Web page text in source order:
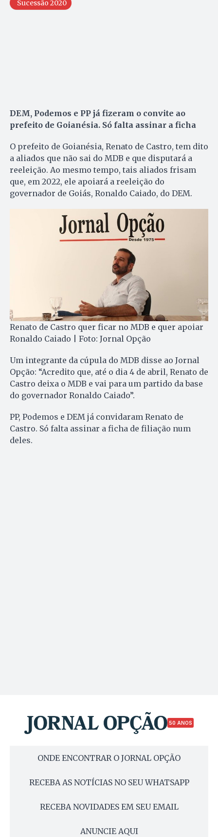
Sucessão 2020
DEM, Podemos e PP já fizeram o convite ao
prefeito de Goianésia. Só falta assinar a ficha
O prefeito de Goianésia, Renato de Castro, tem dito
a aliados que não sai do MDB e que disputará a
reeleição. Ao mesmo tempo, tais aliados frisam
que, em 2022, ele apoiará a reeleição do
governador de Goiás, Ronaldo Caiado, do DEM.
Renato de Castro quer ficar no MDB e quer apoiar
Ronaldo Caiado | Foto: Jornal Opção
Um integrante da cúpula do MDB disse ao Jornal
Opção: “Acredito que, até o dia 4 de abril, Renato de
Castro deixa o MDB e vai para um partido da base
do governador Ronaldo Caiado”.
PP, Podemos e DEM já convidaram Renato de
Castro. Só falta assinar a ficha de filiação num
deles.
50 ANOS
ONDE ENCONTRAR O JORNAL OPÇÃO
RECEBA AS NOTÍCIAS NO SEU WHATSAPP
RECEBA NOVIDADES EM SEU EMAIL
ANUNCIE AQUI